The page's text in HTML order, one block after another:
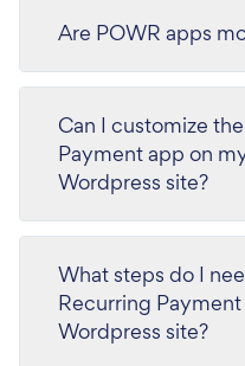
Are POWR apps
Can I customize
Payment app on
Wordpress site?
What steps do I
Recurring
Wordpress site?